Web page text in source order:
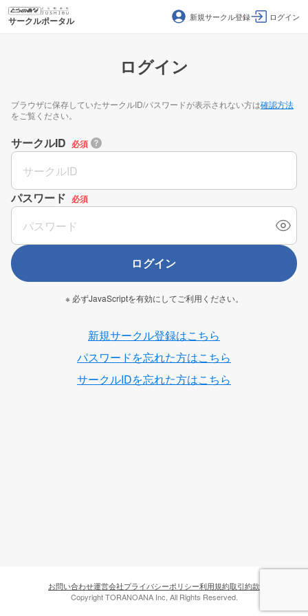
サークルポータル 新規サークル登録 ログイン
ログイン
ブラウザに保存していたサークルID/パスワードが表示されない方は確認方法
をご覧ください。
サークルID 必須
パスワード 必須
ログイン
※ 必ずJavaScriptを有効にしてご利用ください。
新規サークル登録はこちら
パスワードを忘れた方はこちら
サークルIDを忘れた方はこちら
お問い合わせ運営会社プライバシーポリシー利用規約取引約款
Copyright TORANOANA Inc, All Rights Reserved.